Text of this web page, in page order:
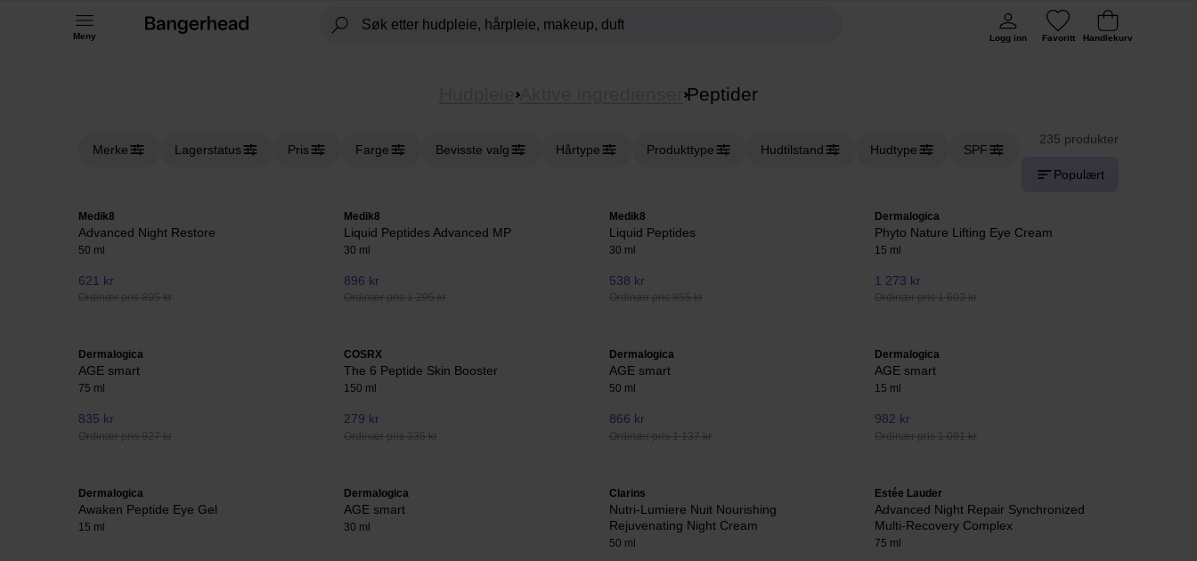
Meny Logg inn Favoritt Handlekurv
Aktive ingredienser Peptider
Merke Lagerstatus Pris Farge Bevisste valg Hårtype Produkttype Hudtilstand Hudtype SPF
235 produkter
Populært
Medik8
Advanced Night Restore
50 ml
621 kr
Ordinær pris 895 kr
Medik8
Liquid Peptides Advanced MP
30 ml
896 kr
Ordinær pris 1 295 kr
Medik8
Liquid Peptides
30 ml
538 kr
Ordinær pris 855 kr
Dermalogica
Phyto Nature Lifting Eye Cream
15 ml
1 273 kr
Ordinær pris 1 603 kr
Dermalogica
AGE smart
75 ml
835 kr
Ordinær pris 927 kr
COSRX
The 6 Peptide Skin Booster
150 ml
279 kr
Ordinær pris 335 kr
Dermalogica
AGE smart
50 ml
866 kr
Ordinær pris 1 137 kr
Dermalogica
AGE smart
15 ml
982 kr
Ordinær pris 1 091 kr
Dermalogica
Awaken Peptide Eye Gel
15 ml
Dermalogica
AGE smart
30 ml
Clarins
Nutri-Lumiere Nuit Nourishing
Rejuvenating Night Cream
50 ml
Estée Lauder
Advanced Night Repair Synchronized
Multi-Recovery Complex
75 ml